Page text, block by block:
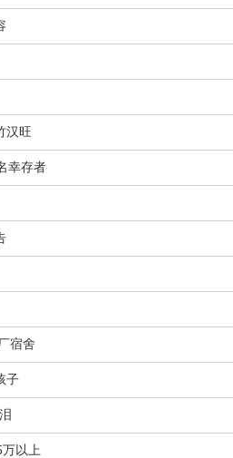
汉旺
幸存者
宿舍
子
以上